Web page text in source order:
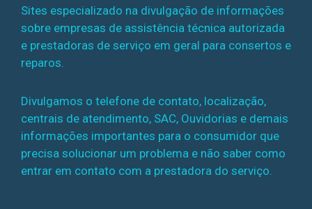
Sites especializado na divulgação de informações
sobre empresas de assistência técnica autorizada
e prestadoras de serviço em geral para consertos e
reparos.
Divulgamos o telefone de contato, localização,
centrais de atendimento, SAC, Ouvidorias e demais
informações importantes para o consumidor que
precisa solucionar um problema e não saber como
entrar em contato com a prestadora do serviço.